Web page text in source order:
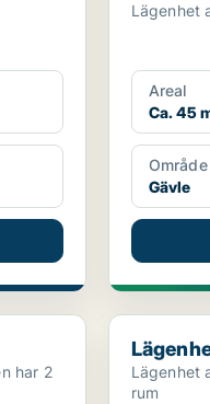
Lägenhet
Areal
Ca. 45
Område
Gävle
Lägenhet i
Lägenhet att
rum